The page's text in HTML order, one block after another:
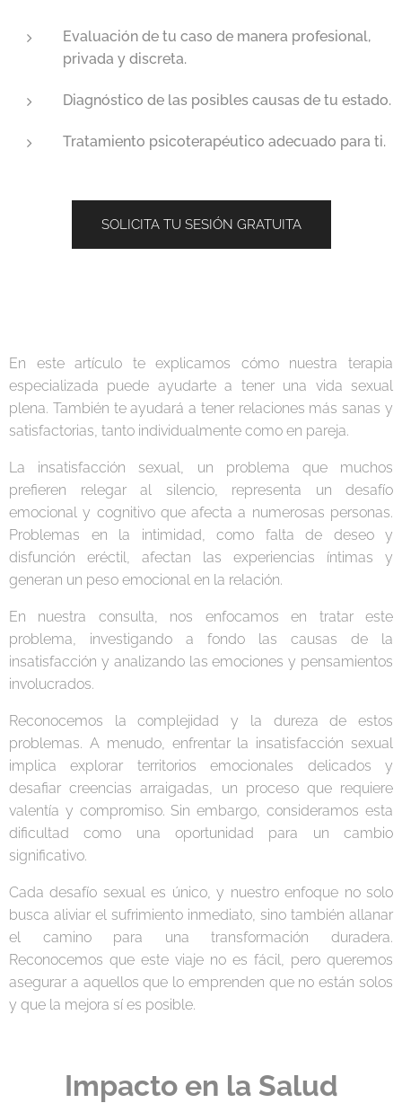
Evaluación de tu caso de manera profesional,
privada y discreta.
Diagnóstico de las posibles causas de tu estado.
Tratamiento psicoterapéutico adecuado para ti.
SOLICITA TU SESIÓN GRATUITA
En este artículo te explicamos cómo nuestra terapia
especializada puede ayudarte a tener una vida sexual
plena. También te ayudará a tener relaciones más sanas y
satisfactorias, tanto individualmente como en pareja.
La insatisfacción sexual, un problema que muchos
prefieren relegar al silencio, representa un desafío
emocional y cognitivo que afecta a numerosas personas.
Problemas en la intimidad, como falta de deseo y
disfunción eréctil, afectan las experiencias íntimas y
generan un peso emocional en la relación.
En nuestra consulta, nos enfocamos en tratar este
problema, investigando a fondo las causas de la
insatisfacción y analizando las emociones y pensamientos
involucrados.
Reconocemos la complejidad y la dureza de estos
problemas. A menudo, enfrentar la insatisfacción sexual
implica explorar territorios emocionales delicados y
desafiar creencias arraigadas, un proceso que requiere
valentía y compromiso. Sin embargo, consideramos esta
dificultad como una oportunidad para un cambio
significativo.
Cada desafío sexual es único, y nuestro enfoque no solo
busca aliviar el sufrimiento inmediato, sino también allanar
el camino para una transformación duradera.
Reconocemos que este viaje no es fácil, pero queremos
asegurar a aquellos que lo emprenden que no están solos
y que la mejora sí es posible.
Impacto en la Salud